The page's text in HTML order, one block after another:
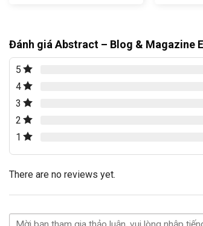
Đánh giá Abstract – Blog & Magazine
5
4
3
2
1
There are no reviews yet.